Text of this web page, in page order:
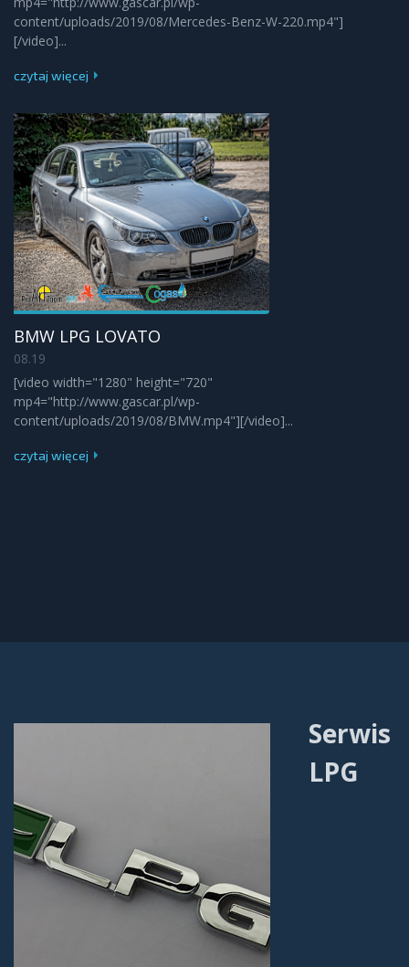
content/uploads/2019/08/Mercedes-Benz-W-220.mp4"]
[/video]...
czytaj więcej
BMW LPG LOVATO
08.19
[video width="1280" height="720"
mp4="http://www.gascar.pl/wp-
content/uploads/2019/08/BMW.mp4"][/video]...
czytaj więcej
Serwis
LPG